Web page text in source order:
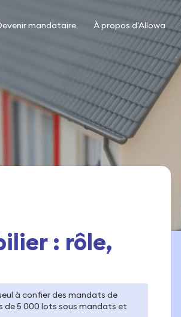
mandataire À propos d'Allowa
: rôle,
à confier des mandats de
de 5 000 lots sous mandats et